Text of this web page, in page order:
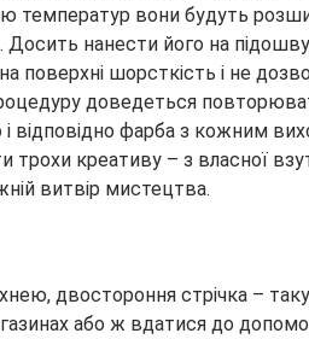
температур вони будуть
нанести його на
поверхні шорсткість і не
доведеться
відповідно фарба з кожним
трохи креативу – з власної
витвір мистецтва.
двостороння стрічка –
або ж вдатися до